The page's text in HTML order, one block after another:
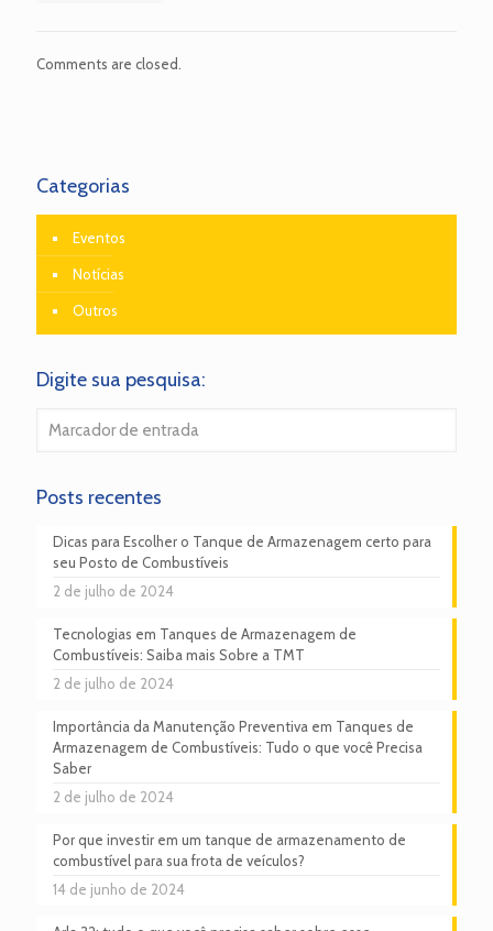
Comments are closed.
Categorias
Eventos
Notícias
Outros
Digite sua pesquisa:
Posts recentes
Dicas para Escolher o Tanque de Armazenagem certo para
seu Posto de Combustíveis
2 de julho de 2024
Tecnologias em Tanques de Armazenagem de
Combustíveis: Saiba mais Sobre a TMT
2 de julho de 2024
Importância da Manutenção Preventiva em Tanques de
Armazenagem de Combustíveis: Tudo o que você Precisa
Saber
2 de julho de 2024
Por que investir em um tanque de armazenamento de
combustível para sua frota de veículos?
14 de junho de 2024